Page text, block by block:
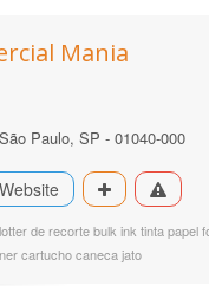
Mania
Paulo, SP - 01040-000
Website
de recorte bulk ink tinta papel
cartucho caneca jato